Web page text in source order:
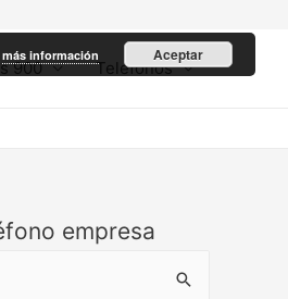
900 Teléfonos
empresa
más información Aceptar